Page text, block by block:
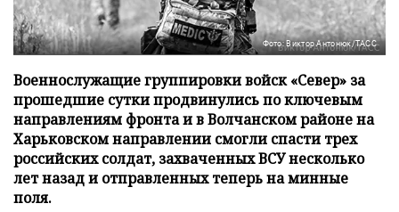
Фото: Виктор Антонюк/ТАСС
Военнослужащие группировки войск «Север» за
прошедшие сутки продвинулись по ключевым
направлениям фронта и в Волчанском районе на
Харьковском направлении смогли спасти трех
российских солдат, захваченных ВСУ несколько
лет назад и отправленных теперь на минные
поля.